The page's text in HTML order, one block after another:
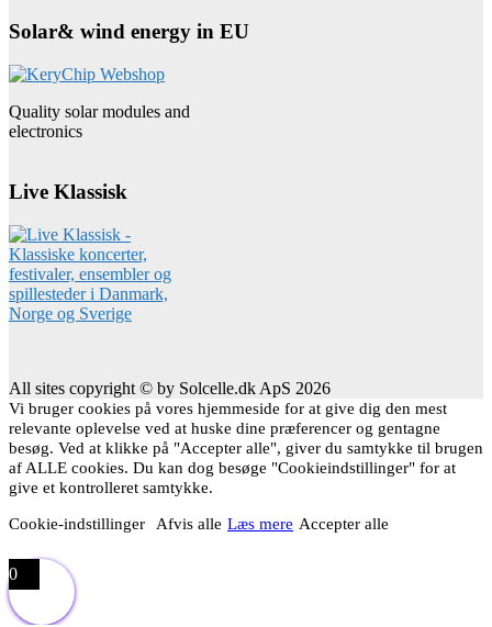
Solar& wind energy in EU
Quality solar modules and
electronics
Live Klassisk
All sites copyright © by Solcelle.dk ApS 2026
Vi bruger cookies på vores hjemmeside for at give dig den mest
relevante oplevelse ved at huske dine præferencer og gentagne
besøg. Ved at klikke på "Accepter alle", giver du samtykke til brugen
af ALLE cookies. Du kan dog besøge "Cookieindstillinger" for at
give et kontrolleret samtykke.
Cookie-indstillinger Afvis alle Læs mere Accepter alle
0